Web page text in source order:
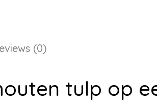
(0)
tulp op